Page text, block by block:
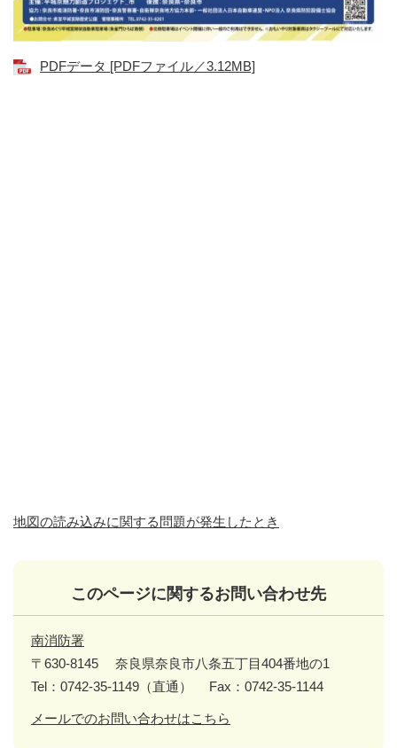
PDFデータ [PDFファイル／3.12MB]
地図の読み込みに関する問題が発生したとき
このページに関するお問い合わせ先
南消防署
〒630-8145
奈良県奈良市八条五丁目404番地の1
Tel：0742-35-1149（直通）
Fax：0742-35-1144
メールでのお問い合わせはこちら